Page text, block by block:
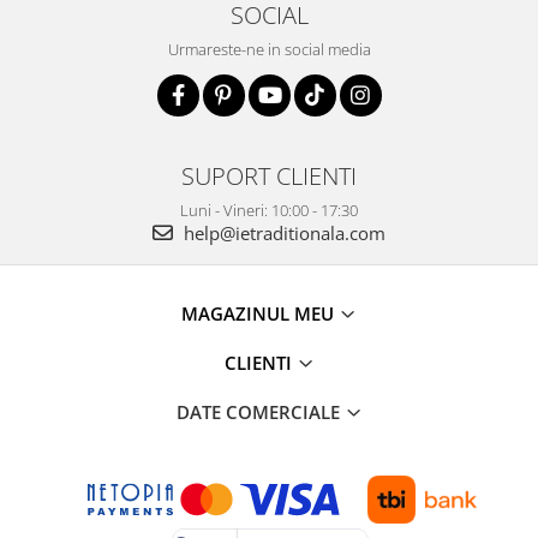
SOCIAL
Urmareste-ne in social media
SUPORT CLIENTI
Luni - Vineri: 10:00 - 17:30
help@ietraditionala.com
MAGAZINUL MEU
CLIENTI
DATE COMERCIALE